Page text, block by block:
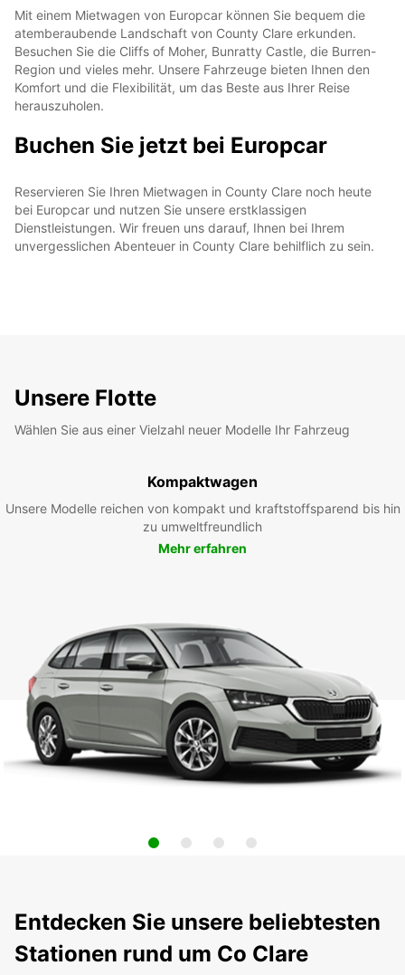
Mit einem Mietwagen von Europcar können Sie bequem die
atemberaubende Landschaft von County Clare erkunden.
Besuchen Sie die Cliffs of Moher, Bunratty Castle, die Burren-
Region und vieles mehr. Unsere Fahrzeuge bieten Ihnen den
Komfort und die Flexibilität, um das Beste aus Ihrer Reise
herauszuholen.
Buchen Sie jetzt bei Europcar
Reservieren Sie Ihren Mietwagen in County Clare noch heute
bei Europcar und nutzen Sie unsere erstklassigen
Dienstleistungen. Wir freuen uns darauf, Ihnen bei Ihrem
unvergesslichen Abenteuer in County Clare behilflich zu sein.
Unsere Flotte
Wählen Sie aus einer Vielzahl neuer Modelle Ihr Fahrzeug
Kompaktwagen
Unsere Modelle reichen von kompakt und kraftstoffsparend bis hin
zu umweltfreundlich
Mehr erfahren
Entdecken Sie unsere beliebtesten
Stationen rund um Co Clare